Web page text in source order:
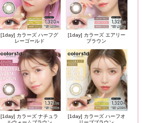
[1day] カラーズ ハーフグ
レーゴールド
[1day] カラーズ エアリー
ブラウン
[1day] カラーズ ナチュラ
[1day] カラーズ ハーフオ